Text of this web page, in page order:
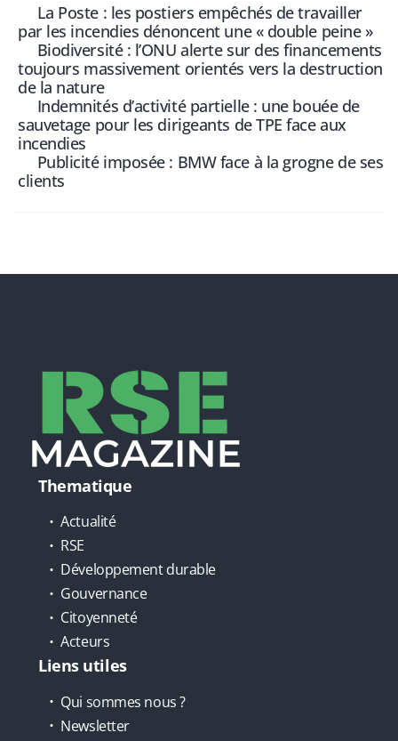
La Poste : les postiers empêchés de travailler
par les incendies dénoncent une « double peine »
Biodiversité : l’ONU alerte sur des financements
toujours massivement orientés vers la destruction
de la nature
Indemnités d’activité partielle : une bouée de
sauvetage pour les dirigeants de TPE face aux
incendies
Publicité imposée : BMW face à la grogne de ses
clients
Thematique
Actualité
RSE
Développement durable
Gouvernance
Citoyenneté
Acteurs
Liens utiles
Qui sommes nous ?
Newsletter